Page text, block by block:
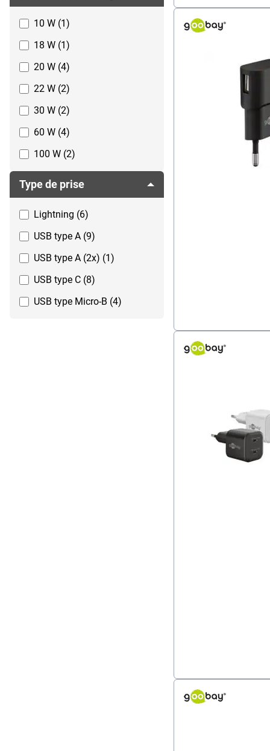
10 W (1)
18 W (1)
20 W (4)
22 W (2)
30 W (2)
60 W (4)
100 W (2)
Type de prise
Lightning (6)
USB type A (9)
USB type A (2x) (1)
USB type C (8)
USB type Micro-B (4)